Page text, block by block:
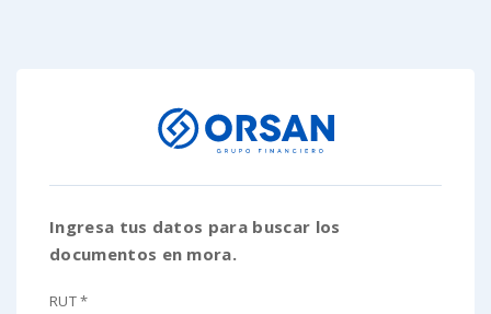
Ingresa tus datos para buscar los
documentos en mora.
RUT *